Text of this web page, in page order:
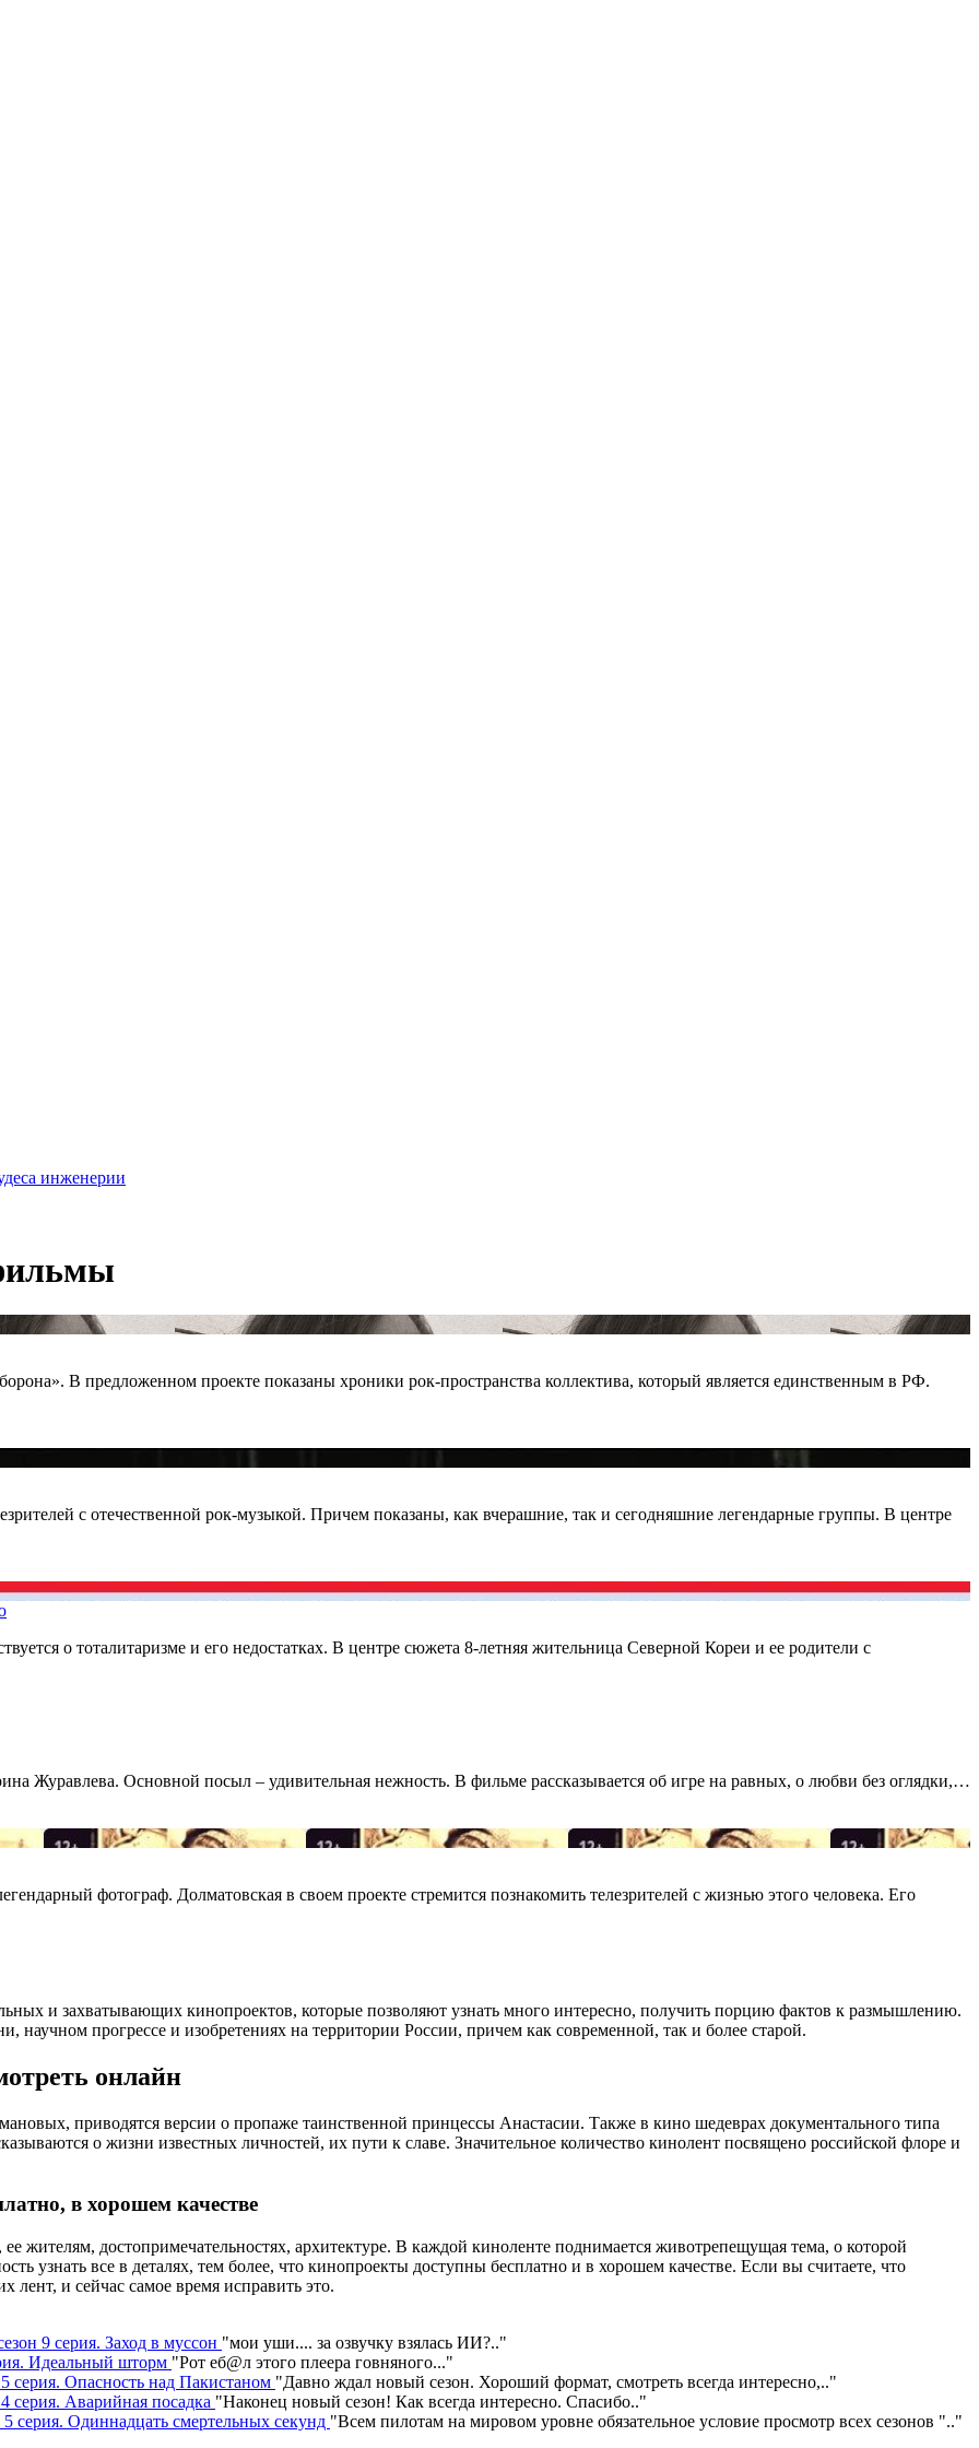
инженерии
В предложенном проекте показаны хроники рок-пространства коллектива, который является единственным в РФ.
с отечественной рок-музыкой. Причем показаны, как вчерашние, так и сегодняшние легендарные группы. В центре
о тоталитаризме и его недостатках. В центре сюжета 8-летняя жительница Северной Кореи и ее родители с
Журавлева. Основной посыл – удивительная нежность. В фильме рассказывается об игре на равных, о любви без оглядки,…
фотограф. Долматовская в своем проекте стремится познакомить телезрителей с жизнью этого человека. Его
и захватывающих кинопроектов, которые позволяют узнать много интересно, получить порцию фактов к размышлению.
научном прогрессе и изобретениях на территории России, причем как современной, так и более старой.
онлайн
приводятся версии о пропаже таинственной принцессы Анастасии. Также в кино шедеврах документального типа
о жизни известных личностей, их пути к славе. Значительное количество кинолент посвящено российской флоре и
в хорошем качестве
жителям, достопримечательностях, архитектуре. В каждой киноленте поднимается животрепещущая тема, о которой
узнать все в деталях, тем более, что кинопроекты доступны бесплатно и в хорошем качестве. Если вы считаете, что
лент, и сейчас самое время исправить это.
9 серия. Заход в муссон "мои уши.... за озвучку взялась ИИ?.."
Идеальный шторм "Рот еб@л этого плеера говняного..."
серия. Опасность над Пакистаном "Давно ждал новый сезон. Хороший формат, смотреть всегда интересно,.."
серия. Аварийная посадка "Наконец новый сезон! Как всегда интересно. Спасибо.."
5 серия. Одиннадцать смертельных секунд "Всем пилотам на мировом уровне обязательное условие просмотр всех сезонов ".."